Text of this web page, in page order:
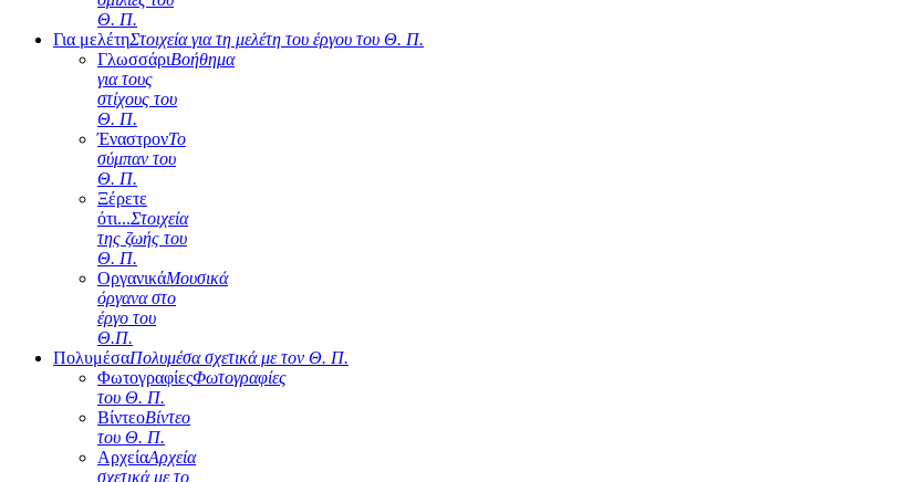
Θ. Π.
Για μελέτηΣτοιχεία για τη μελέτη του έργου του Θ. Π.
ΓλωσσάριΒοήθημα
για τους
στίχους του
Θ. Π.
ΈναστρονΤο
σύμπαν του
Θ. Π.
Ξέρετε
ότι...Στοιχεία
της ζωής του
Θ. Π.
ΟργανικάΜουσικά
όργανα στο
έργο του
Θ.Π.
ΠολυμέσαΠολυμέσα σχετικά με τον Θ. Π.
ΦωτογραφίεςΦωτογραφίες
του Θ. Π.
ΒίντεοΒίντεο
του Θ. Π.
ΑρχείαΑρχεία
σχετικά με το